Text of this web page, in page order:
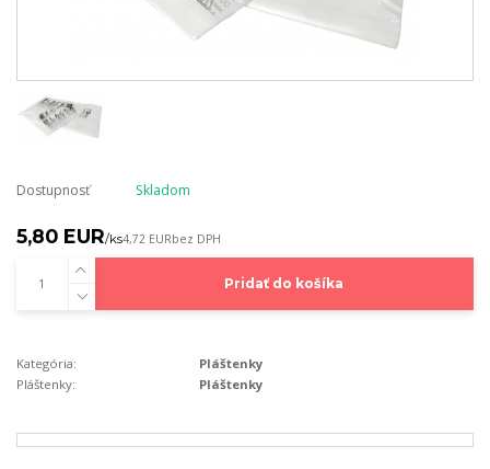
Dostupnosť Skladom
5,80 EUR/ks4,72 EURbez DPH
Pridať do košíka
Kategória:
Pláštenky
Pláštenky:
Pláštenky